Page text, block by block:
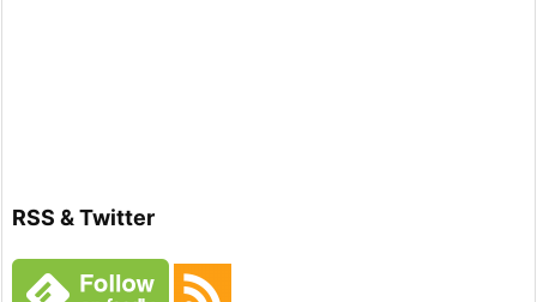
RSS & Twitter